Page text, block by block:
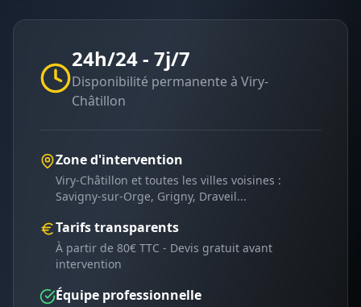
24h/24 - 7j/7
Disponibilité permanente à Viry-
Châtillon
Zone d'intervention
Viry-Châtillon et toutes les villes voisines :
Savigny-sur-Orge, Grigny, Draveil...
Tarifs transparents
À partir de 80€ TTC - Devis gratuit avant
intervention
Équipe professionnelle